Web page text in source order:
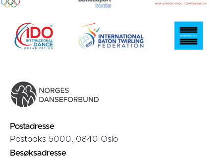
Postadresse
Postboks 5000, 0840 Oslo
Besøksadresse